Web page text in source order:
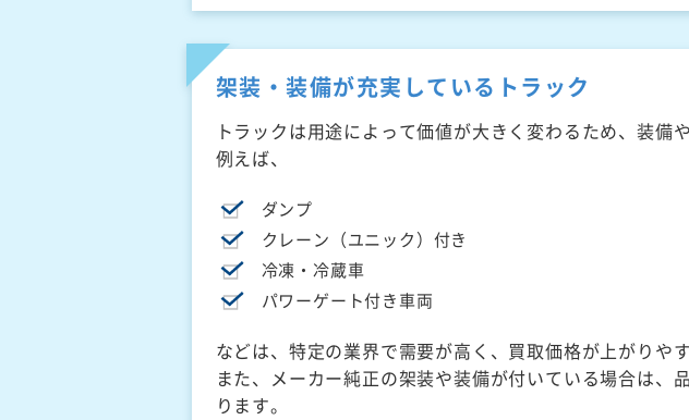
架装・装備が充実しているトラック
トラックは用途によって価値が大きく変わるため、装備
例えば、
ダンプ
クレーン（ユニック）付き
冷凍・冷蔵車
パワーゲート付き車両
などは、特定の業界で需要が高く、買取価格が上がりや
また、メーカー純正の架装や装備が付いている場合は
ります。